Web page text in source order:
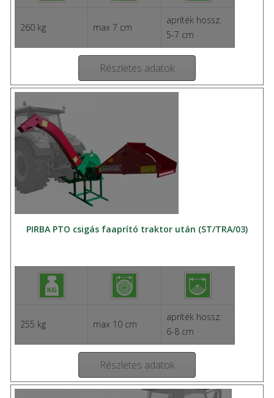
260 kg max 7 cm
apríték hossz:
5-7 cm
Részletes adatok
PIRBA PTO csigás faaprító traktor után (ST/TRA/03)
255 kg max 10 cm
apríték hossz:
6-8 cm
Részletes adatok